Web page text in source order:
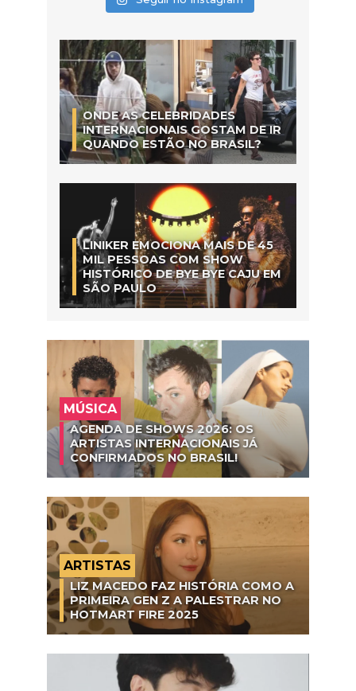
ONDE AS CELEBRIDADES
INTERNACIONAIS GOSTAM DE IR
QUANDO ESTÃO NO BRASIL?
LINIKER EMOCIONA MAIS DE 45
MIL PESSOAS COM SHOW
HISTÓRICO DE BYE BYE CAJU EM
SÃO PAULO
MÚSICA
AGENDA DE SHOWS 2026: OS
ARTISTAS INTERNACIONAIS JÁ
CONFIRMADOS NO BRASIL!
ARTISTAS
LIZ MACEDO FAZ HISTÓRIA COMO A
PRIMEIRA GEN Z A PALESTRAR NO
HOTMART FIRE 2025